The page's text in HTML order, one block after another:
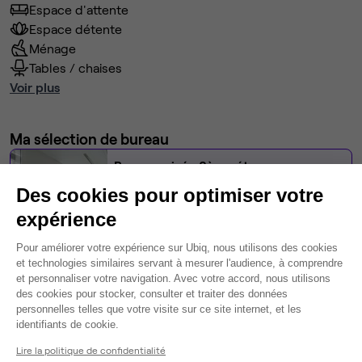
Espace d'attente
Espace détente
Ménage
Tables / chaises
Voir plus
Ma sélection de bureau
Bureau privé• 8ème étage
3postes • 8,8 m²
1 243 €
Dispo
Modifier
Autres bureaux de cet espace :
Des cookies pour optimiser votre
expérience
Plateforme de Gestion du
Pour améliorer votre expérience sur Ubiq, nous utilisons des cookies
et technologies similaires servant à mesurer l'audience, à comprendre
et personnaliser votre navigation. Avec votre accord, nous utilisons
des cookies pour stocker, consulter et traiter des données
personnelles telles que votre visite sur ce site internet, et les
identifiants de cookie.
Lire la politique de confidentialité